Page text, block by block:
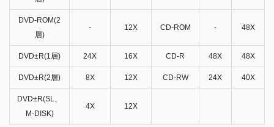
DVD-ROM(2
層)
- 12X CD-ROM - 48X
DVD±R(1層) 24X 16X CD-R 48X 48X
DVD±R(2層) 8X 12X CD-RW 24X 40X
DVD±R(SL、
M-DISK)
4X 12X